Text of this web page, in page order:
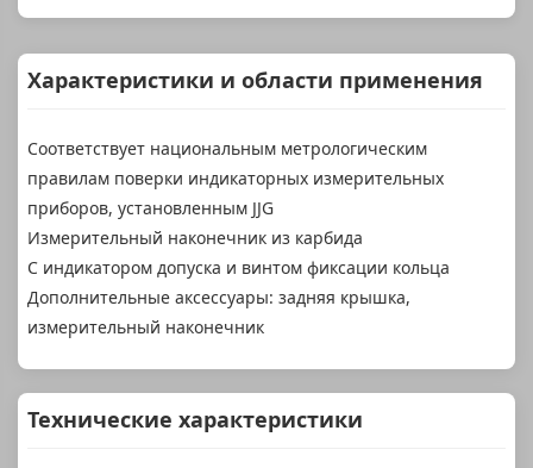
Характеристики и области применения
Соответствует национальным метрологическим
правилам поверки индикаторных измерительных
приборов, установленным JJG
Измерительный наконечник из карбида
С индикатором допуска и винтом фиксации кольца
Дополнительные аксессуары: задняя крышка,
измерительный наконечник
Технические характеристики